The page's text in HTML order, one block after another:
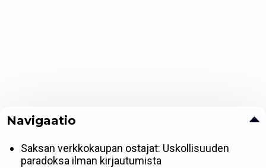
Navigaatio
Saksan verkkokaupan ostajat: Uskollisuuden
paradoksa ilman kirjautumista